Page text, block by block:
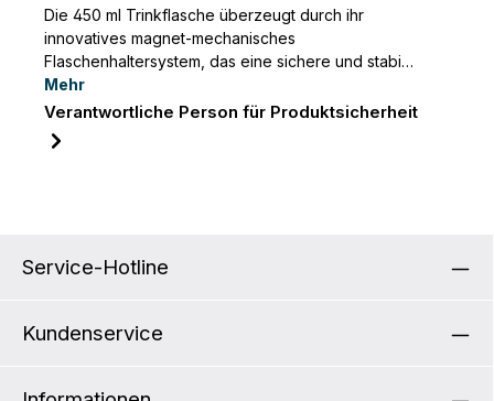
Die 450 ml Trinkflasche überzeugt durch ihr
innovatives magnet-mechanisches
Flaschenhaltersystem, das eine sichere und stabi…
Mehr
Verantwortliche Person für Produktsicherheit
Service-Hotline
Kundenservice